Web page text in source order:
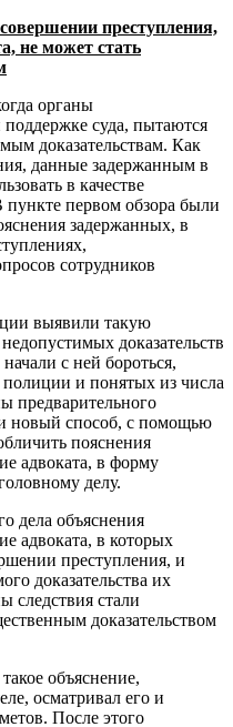
преступления,
не может стать
органы
поддержке суда, пытаются
доказательствам. Как
данные задержанным в
в качестве
пункте первом обзора были
задержанных, в
сотрудников
выявили такую
доказательств
с ней бороться,
полиции и понятых из числа
предварительного
новый способ, с помощью
пояснения
адвоката, в форму
делу.
дела объяснения
адвоката, в которых
преступления, и
доказательства их
следствия стали
доказательством
объяснение,
осматривал его и
После этого